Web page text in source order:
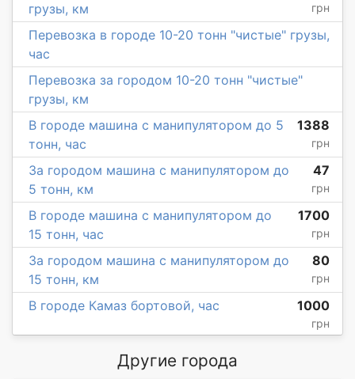
грузы, км
грн
Перевозка в городе 10-20 тонн "чистые" грузы,
час
Перевозка за городом 10-20 тонн "чистые"
грузы, км
В городе машина с манипулятором до 5
тонн, час
1388
грн
За городом машина с манипулятором до
5 тонн, км
47
грн
В городе машина с манипулятором до
15 тонн, час
1700
грн
За городом машина с манипулятором до
15 тонн, км
80
грн
В городе Камаз бортовой, час 1000
грн
Другие города